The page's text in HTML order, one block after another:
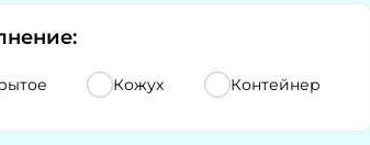
Кожух Контейнер